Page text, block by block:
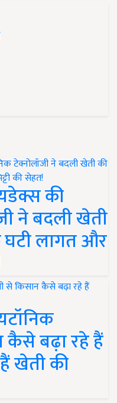
की
ने बदली खेती
घटी लागत और
कैसे बढ़ा रहे हैं
खेती की